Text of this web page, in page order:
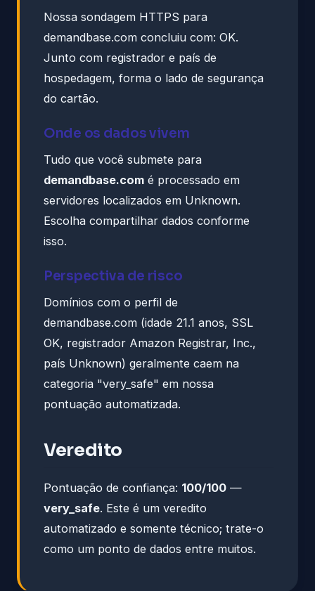
Nossa sondagem HTTPS para
demandbase.com concluiu com: OK.
Junto com registrador e país de
hospedagem, forma o lado de segurança
do cartão.
Onde os dados vivem
Tudo que você submete para
demandbase.com é processado em
servidores localizados em Unknown.
Escolha compartilhar dados conforme
isso.
Perspectiva de risco
Domínios com o perfil de
demandbase.com (idade 21.1 anos, SSL
OK, registrador Amazon Registrar, Inc.,
país Unknown) geralmente caem na
categoria "very_safe" em nossa
pontuação automatizada.
Veredito
Pontuação de confiança: 100/100 —
very_safe. Este é um veredito
automatizado e somente técnico; trate-o
como um ponto de dados entre muitos.